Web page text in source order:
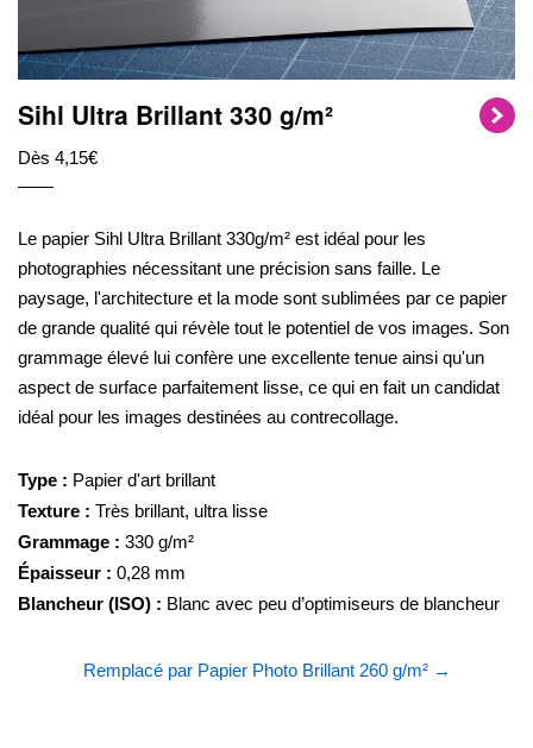
Sihl Ultra Brillant 330 g/m²
Dès 4,15€
Le papier Sihl Ultra Brillant 330g/m² est idéal pour les
photographies nécessitant une précision sans faille. Le
paysage, l'architecture et la mode sont sublimées par ce papier
de grande qualité qui révèle tout le potentiel de vos images. Son
grammage élevé lui confère une excellente tenue ainsi qu'un
aspect de surface parfaitement lisse, ce qui en fait un candidat
idéal pour les images destinées au contrecollage.
Type : Papier d'art brillant
Texture : Très brillant, ultra lisse
Grammage : 330 g/m²
Épaisseur : 0,28 mm
Blancheur (ISO) : Blanc avec peu d’optimiseurs de blancheur
Remplacé par Papier Photo Brillant 260 g/m² →